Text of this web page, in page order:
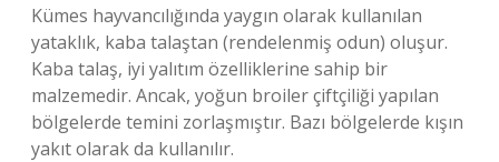
Kümes hayvancılığında yaygın olarak kullanılan
yataklık, kaba talaştan (rendelenmiş odun) oluşur.
Kaba talaş, iyi yalıtım özelliklerine sahip bir
malzemedir. Ancak, yoğun broiler çiftçiliği yapılan
bölgelerde temini zorlaşmıştır. Bazı bölgelerde kışın
yakıt olarak da kullanılır.